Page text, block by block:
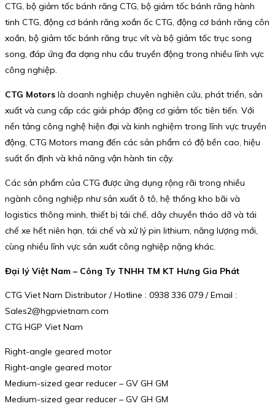
CTG, bộ giảm tốc bánh răng CTG, bộ giảm tốc bánh răng hành
tinh CTG, động cơ bánh răng xoắn ốc CTG, động cơ bánh răng côn
xoắn, bộ giảm tốc bánh răng trục vít và bộ giảm tốc trục song
song, đáp ứng đa dạng nhu cầu truyền động trong nhiều lĩnh vực
công nghiệp.
CTG Motors là doanh nghiệp chuyên nghiên cứu, phát triển, sản
xuất và cung cấp các giải pháp động cơ giảm tốc tiên tiến. Với
nền tảng công nghệ hiện đại và kinh nghiệm trong lĩnh vực truyền
động, CTG Motors mang đến các sản phẩm có độ bền cao, hiệu
suất ổn định và khả năng vận hành tin cậy.
Các sản phẩm của CTG được ứng dụng rộng rãi trong nhiều
ngành công nghiệp như sản xuất ô tô, hệ thống kho bãi và
logistics thông minh, thiết bị tái chế, dây chuyền tháo dỡ và tái
chế xe hết niên hạn, tái chế và xử lý pin lithium, năng lượng mới,
cùng nhiều lĩnh vực sản xuất công nghiệp nặng khác.
Đại lý Việt Nam – Công Ty TNHH TM KT Hưng Gia Phát
CTG Viet Nam Distributor / Hotline : 0938 336 079 / Email :
Sales2@hgpvietnam.com
CTG HGP Viet Nam
Right-angle geared motor
Right-angle geared motor
Medium-sized gear reducer – GV GH GM
Medium-sized gear reducer – GV GH GM